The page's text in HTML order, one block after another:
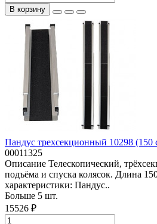
В корзину
Пандус трехсекционный 10298 (150
00011325
Описание Телескопический,
подъёма и спуска колясок. Длина
характеристики: Пандус..
Больше 5 шт.
15526 ₽